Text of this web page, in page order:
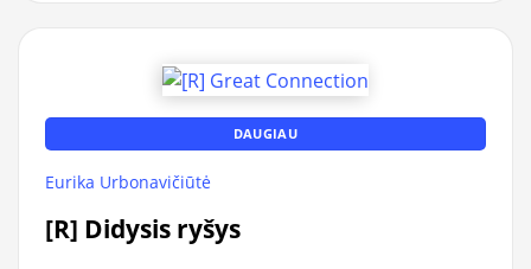
DAUGIAU
Eurika Urbonavičiūtė
[R] Didysis ryšys